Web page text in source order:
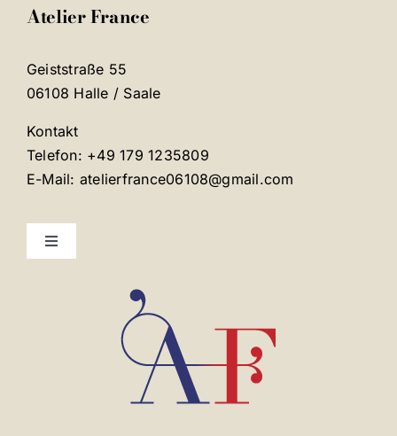
Atelier France
Geiststraße 55
06108 Halle / Saale
Kontakt
Telefon: +49 179 1235809
E-Mail: atelierfrance06108@gmail.com
Toggle
Mentions légales